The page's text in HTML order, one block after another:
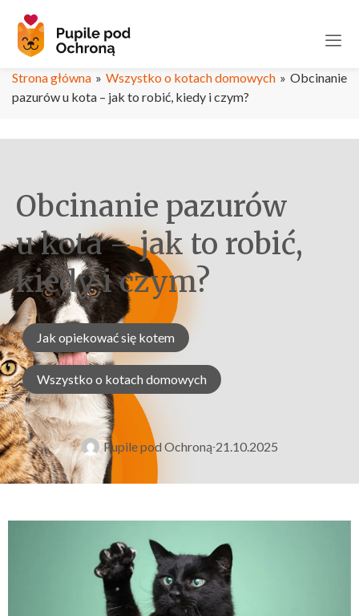
Strona główna » Wszystko o kotach domowych » Obcinanie
pazurów u kota – jak to robić, kiedy i czym?
Obcinanie pazurów
u kota – jak to robić,
kiedy i czym?
Jak opiekować się kotem
Wszystko o kotach domowych
Pupile pod Ochroną 21.10.2025